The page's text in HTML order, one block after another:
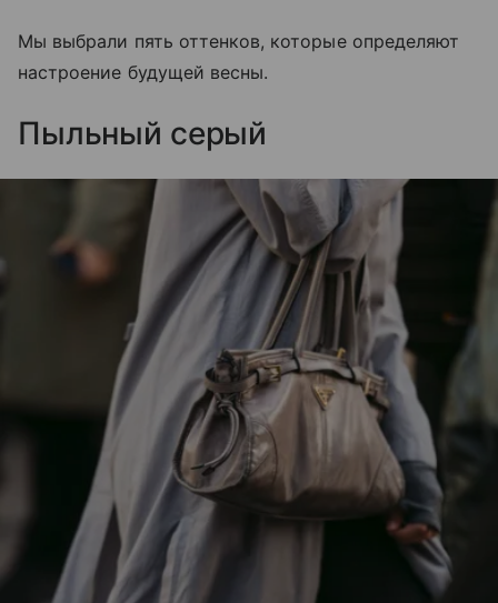
Мы выбрали пять оттенков, которые определяют
настроение будущей весны.
Пыльный серый